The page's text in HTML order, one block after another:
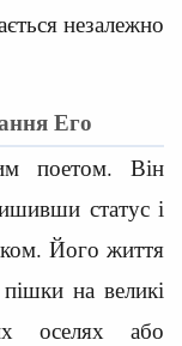
незалежно
Его
поетом. Він
статус і
Його життя
на великі
оселях або